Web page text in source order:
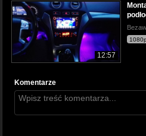
12:57
1080p
Komentarze